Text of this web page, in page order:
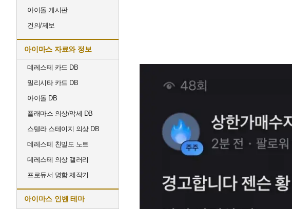
아이돌 게시판
건의/제보
아이마스 자료와 정보
데레스테 카드 DB
밀리시타 카드 DB
아이돌 DB
플래마스 의상/악세 DB
스텔라 스테이지 의상 DB
데레스테 친밀도 노트
데레스테 의상 갤러리
프로듀서 명함 제작기
아이마스 인벤 테마